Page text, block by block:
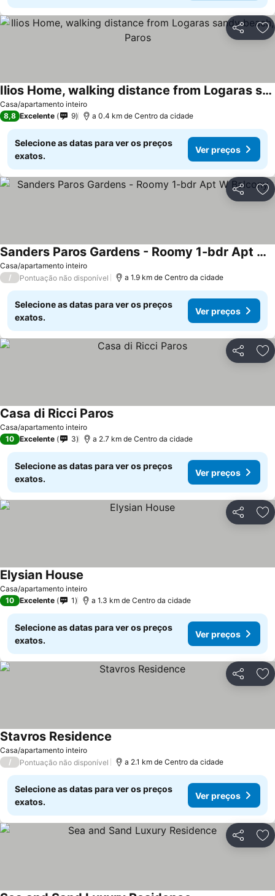
Partilhar
Casa/apartamento inteiro
Ilios Home, walking distance from Logaras sandy beach, Paros
Ver preços
8,8 Excelente 9 a 0.4 km de Centro da cidade
Selecione as datas para ver os preços
exatos.
Ver preços
Partilhar
Casa/apartamento inteiro
Sanders Paros Gardens - Roomy 1-bdr Apt W Balcony
Ver preços
/ Pontuação não disponível a 1.9 km de Centro da cidade
Selecione as datas para ver os preços
exatos.
Ver preços
Partilhar
Casa/apartamento inteiro
Casa di Ricci ParosVer preços
10 Excelente 3 a 2.7 km de Centro da cidade
Selecione as datas para ver os preços
exatos.
Ver preços
Partilhar
Casa/apartamento inteiro
Elysian House
10 Excelente 1 a 1.3 km de Centro da cidade
Selecione as datas para ver os preços
exatos.
Ver preços
Partilhar
Casa/apartamento inteiro
Stavros Residence
/ Pontuação não disponível a 2.1 km de Centro da cidade
Selecione as datas para ver os preços
exatos.
Ver preços
Partilhar